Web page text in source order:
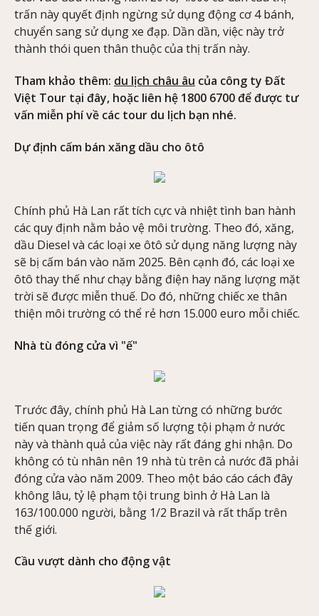
trấn này quyết định ngừng sử dụng động cơ 4 bánh,
chuyển sang sử dụng xe đạp. Dần dần, việc này trở
thành thói quen thân thuộc của thị trấn này.
Tham khảo thêm: du lịch châu âu của công ty Đất
Việt Tour tại đây, hoặc liên hệ 1800 6700 để được tư
vấn miễn phí về các tour du lịch bạn nhé.
Dự định cấm bán xăng dầu cho ôtô
Chính phủ Hà Lan rất tích cực và nhiệt tình ban hành
các quy định nằm bảo vệ môi trường. Theo đó, xăng,
dầu Diesel và các loại xe ôtô sử dụng năng lượng này
sẽ bị cấm bán vào năm 2025. Bên cạnh đó, các loại xe
ôtô thay thế như chạy bằng điện hay năng lượng mặt
trời sẽ được miễn thuế. Do đó, những chiếc xe thân
thiện môi trường có thể rẻ hơn 15.000 euro mỗi chiếc.
Nhà tù đóng cửa vì "ế"
Trước đây, chính phủ Hà Lan từng có những bước
tiến quan trọng để giảm số lượng tội phạm ở nước
này và thành quả của việc này rất đáng ghi nhận. Do
không có tù nhân nên 19 nhà tù trên cả nước đã phải
đóng cửa vào năm 2009. Theo một báo cáo cách đây
không lâu, tỷ lệ phạm tội trung bình ở Hà Lan là
163/100.000 người, bằng 1/2 Brazil và rất thấp trên
thế giới.
Cầu vượt dành cho động vật